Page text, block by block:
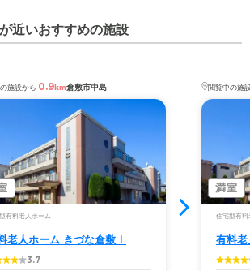
近いおすすめの施設
施設から 0.9km倉敷市中島
有料老人ホーム
老人ホーム きづな倉敷Ⅰ
3.7
閲覧中の施
満室
住宅型有料
有料